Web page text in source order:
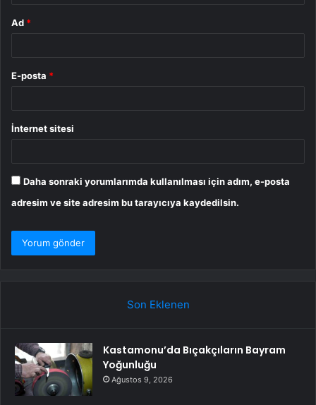
Ad *
E-posta *
İnternet sitesi
Daha sonraki yorumlarımda kullanılması için adım, e-posta
adresim ve site adresim bu tarayıcıya kaydedilsin.
Son Eklenen
Kastamonu’da Bıçakçıların Bayram
Yoğunluğu
Ağustos 9, 2026